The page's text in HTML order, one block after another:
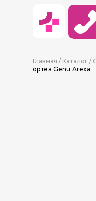
Главная / Каталог /
ортез Genu Arexa